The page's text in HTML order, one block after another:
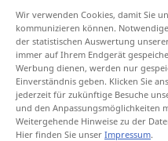
antippen)
Wir verwenden Cookies, damit Sie
kommunizieren können.
der statistischen Auswertung
immer auf Ihrem Endgerät
Werbung dienen, werden nur
Einverständnis geben. Klicken Sie
jederzeit für zukünftige Besuche
und den Anpassungsmöglichkeiten
Weitergehende Hinweise zu der
Hier finden Sie unser Impressum.